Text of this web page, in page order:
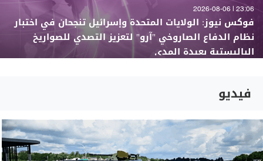
23:06 | 2026-08-06
فوكس نيوز: الولايات المتحدة وإسرائيل تنجحان في اختبار
نظام الدفاع الصاروخي "آرو" لتعزيز التصدي للصواريخ
الباليستية بعيدة المدى
فيديو